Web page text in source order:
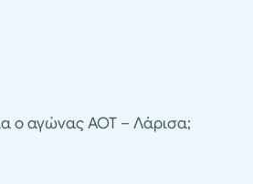
ο αγώνας ΑΟΤ – Λάρισα;